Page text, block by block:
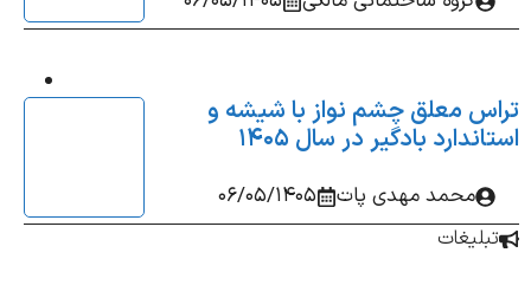
معلق چشم‌ نواز با شیشه و
بادگیر در سال 1405
06/05/1405
محمد مهدی پات